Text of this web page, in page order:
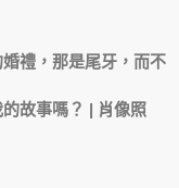
婚禮，那是尾牙，而不
故事嗎？ | 肖像照